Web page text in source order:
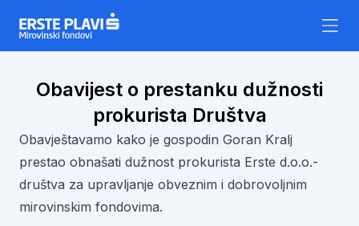
Obavijest o prestanku dužnosti
prokurista Društva
Obavještavamo kako je gospodin Goran Kralj
prestao obnašati dužnost prokurista Erste d.o.o.-
društva za upravljanje obveznim i dobrovoljnim
mirovinskim fondovima.